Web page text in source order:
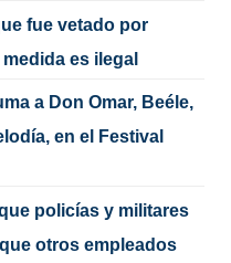
fue vetado por
es ilegal
a Don Omar, Beéle,
en el Festival
policías y militares
otros empleados